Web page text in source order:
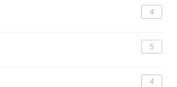
4
5
4